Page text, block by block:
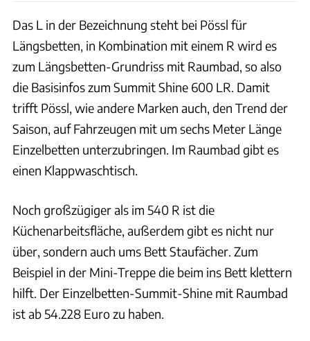
Das L in der Bezeichnung steht bei Pössl für
Längsbetten, in Kombination mit einem R wird es
zum Längsbetten-Grundriss mit Raumbad, so also
die Basisinfos zum Summit Shine 600 LR. Damit
trifft Pössl, wie andere Marken auch, den Trend der
Saison, auf Fahrzeugen mit um sechs Meter Länge
Einzelbetten unterzubringen. Im Raumbad gibt es
einen Klappwaschtisch.
Noch großzügiger als im 540 R ist die
Küchenarbeitsfläche, außerdem gibt es nicht nur
über, sondern auch ums Bett Staufächer. Zum
Beispiel in der Mini-Treppe die beim ins Bett klettern
hilft. Der Einzelbetten-Summit-Shine mit Raumbad
ist ab 54.228 Euro zu haben.